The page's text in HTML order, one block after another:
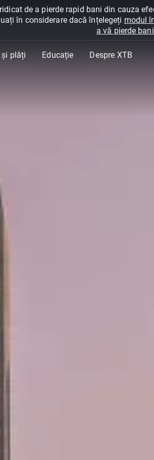
de a pierde rapid bani din cauza
în considerare dacă înțelegeți modul
a vă pierde
și plăți Educație Despre XTB